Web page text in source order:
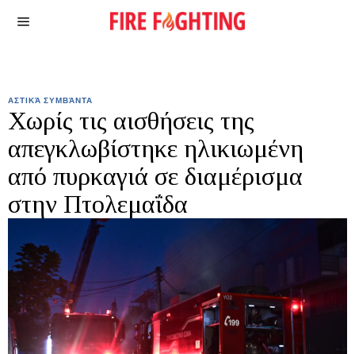
ΑΣΤΙΚΆ ΣΥΜΒΆΝΤΑ
Χωρίς τις αισθήσεις της
απεγκλωβίστηκε ηλικιωμένη
από πυρκαγιά σε διαμέρισμα
στην Πτολεμαΐδα